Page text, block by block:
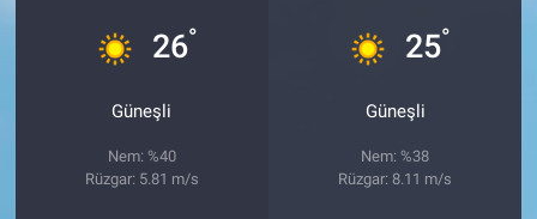
26°
Güneşli
Nem: %40
Rüzgar: 5.81 m/s
25°
Güneşli
Nem: %38
Rüzgar: 8.11 m/s
Aksaray
Kırşehir
Yerel